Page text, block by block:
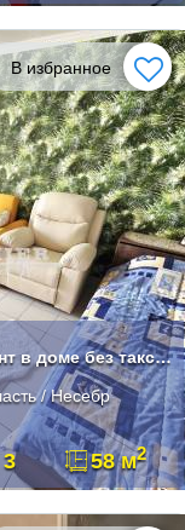
В избранное
Продается 3-к апартамент в доме без таксы в Несебре.
/ Несебр
3 58 м2